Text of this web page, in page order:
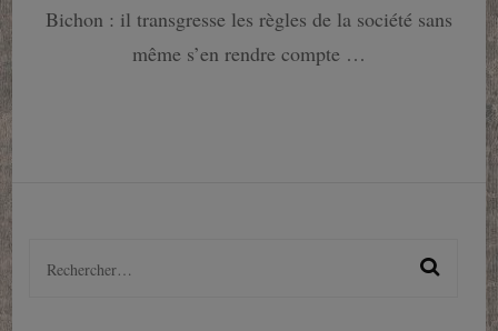
Bichon : il transgresse les règles de la société sans
même s’en rendre compte …
Rechercher :